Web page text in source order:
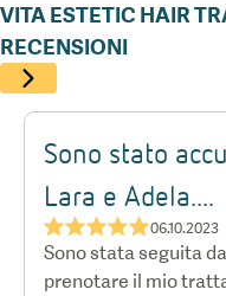
VITA ESTETIC HAIR
RECENSIONI
Sono stato
Lara e Adela....
★★★★★06.10.2023
Sono stata seguita
prenotare il mio